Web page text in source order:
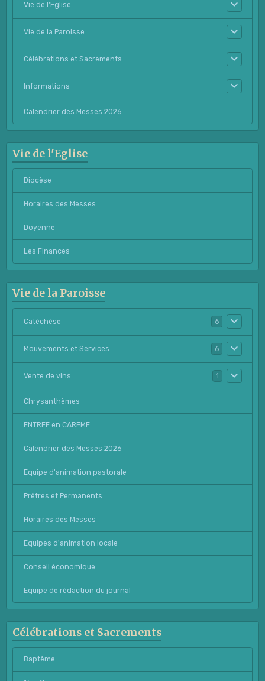
Vie de l'Eglise
Vie de la Paroisse
Célébrations et Sacrements
Informations
Calendrier des Messes 2026
Vie de l'Eglise
Diocèse
Horaires des Messes
Doyenné
Les Finances
Vie de la Paroisse
Catéchèse 6
Mouvements et Services 6
Vente de vins 1
Chrysanthèmes
ENTREE en CAREME
Calendrier des Messes 2026
Equipe d'animation pastorale
Prêtres et Permanents
Horaires des Messes
Equipes d'animation locale
Conseil économique
Equipe de rédaction du journal
Célébrations et Sacrements
Baptême